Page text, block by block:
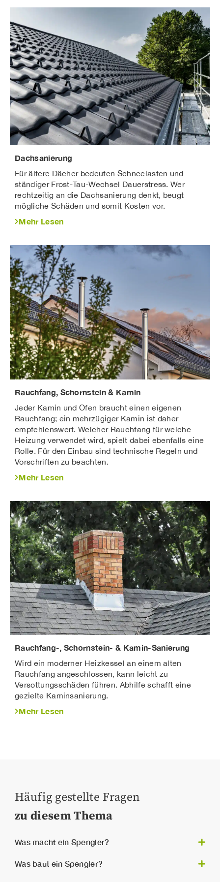
Stehfalzdeckung
Doppelstehfalz
Winkelfalz
Leistendeckung
Trapezblech
Profilblech
Aluminiumdächer
Kupferdächer
Titanzinkdächer
Fassadenverkleidungen
Metallfassaden liegen im Trend.
Vorteile:
langlebig
wartungsarm
wetterfest
modernes Design
hohe Gestaltungsfreiheit
Beliebte Materialien:
Aluminium
Kupfer
Titanzink
Edelstahl
Cortenstahl
Kaminverkleidungen
Eine Kaminverkleidung schützt den
Schornstein dauerhaft vor:
Frost
Regen
UV-Strahlung
Schlagregen
Rissbildung
Zusätzlich verbessert sie die Optik des Daches
erheblich.
Attikaabdeckungen.
Sie verhindern:
eindringendes Wasser
Feuchtigkeitsschäden
Frostsprengungen
Algenbildung
Auch Mauerabdeckungen schützen
Gartenmauern dauerhaft.
Fensterbänke
Metallfensterbänke sorgen für:
sichere Wasserableitung
Schutz der Fassade
lange Lebensdauer
modernes Erscheinungsbild
Schneeschutzsysteme
In schneereichen Regionen gehören dazu:
Sie erhöhen die Sicherheit erheblich.
attraktiver Preis-Leistung
Dachsanierung
Für ältere Dächer bedeuten Schneelasten und
ständiger Frost-Tau-Wechsel Dauerstress. Wer
rechtzeitig an die Dachsanierung denkt, beugt
mögliche Schäden und somit Kosten vor.
Mehr Lesen
Rauchfang, Schornstein & Kamin
Jeder Kamin und Ofen braucht einen eigenen
Rauchfang; ein mehrzügiger Kamin ist daher
empfehlenswert. Welcher Rauchfang für welche
Heizung verwendet wird, spielt dabei ebenfalls eine
Rolle. Für den Einbau sind technische Regeln und
Vorschriften zu beachten.
Mehr Lesen
Rauchfang-, Schornstein- & Kamin-Sanierung
Wird ein moderner Heizkessel an einem alten
Rauchfang angeschlossen, kann leicht zu
Versottungsschäden führen. Abhilfe schafft eine
gezielte Kaminsanierung.
Mehr Lesen
Häufig gestellte Fragen
zu diesem Thema
Was macht ein Spengler?
Ein Spengler ist fürArbeiten rund um das
Was baut ein Spengler?